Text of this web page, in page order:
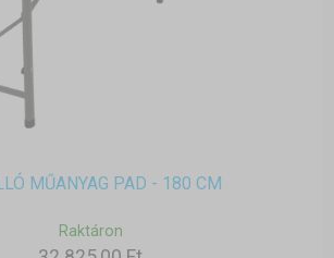
MŰANYAG PAD - 180 CM
Raktáron